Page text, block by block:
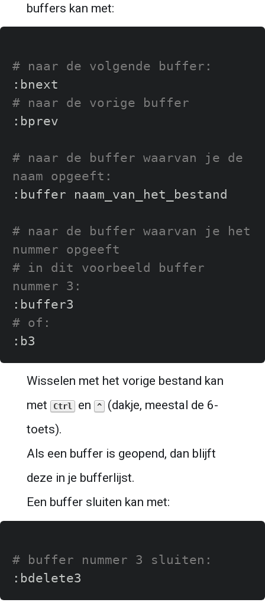
buffers kan met:
# naar de volgende buffer:
# naar de vorige buffer
:bprev
# naar de buffer waarvan je de
naam opgeeft:
:buffer naam_van_het_bestand
# naar de buffer waarvan je het
nummer opgeeft
# in dit voorbeeld buffer
nummer 3:
# of:
Wisselen met het vorige bestand kan
met
Ctrl en ^ (dakje, meestal de 6-
toets).
Als een buffer is geopend, dan blijft
deze in je bufferlijst.
Een buffer sluiten kan met:
# buffer nummer 3 sluiten: